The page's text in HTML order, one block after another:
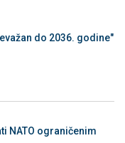
do 2036. godine"
NATO ograničenim